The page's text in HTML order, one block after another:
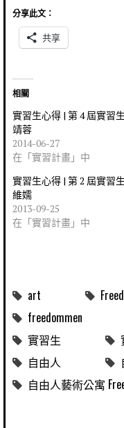
分享此文：
共享
相關
實習生心得 | 第 4 屆實習
靖蓉
2014-06-27
在「實習計畫」中
實習生心得 | 第 2 屆實習
維嬬
2013-09-25
在「實習計畫」中
art
freedommen
實習生
自由人
自由人藝術公寓